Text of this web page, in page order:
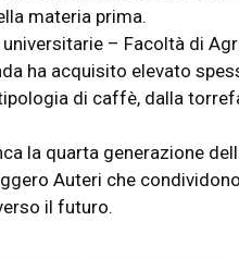
materia prima.
– Facoltà di
ha acquisito elevato
di caffè, dalla
la quarta generazione
Auteri che
il futuro.